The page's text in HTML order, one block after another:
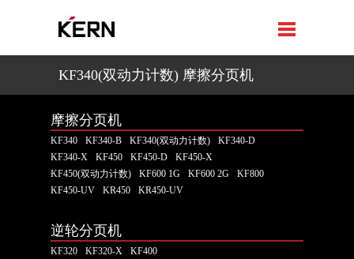
KF340(双动力计数) 摩擦分页机
摩擦分页机
KF340 KF340-B KF340(双动力计数)
KF340-D
KF340-X
KF450 KF450-D
KF450-X
KF450(双动力计数)
KF600 1G KF600 2G
KF800
KF450-UV
KR450 KR450-UV
逆轮分页机
KF320 KF320-X KF400